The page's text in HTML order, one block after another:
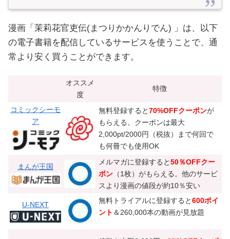
漫画「茉莉花官吏伝(まつりかかんりでん) 」は、以下
の電子書籍を配信しているサービスを使うことで、通
常より安く買うことができます。
オススメ
度
特徴
コミックシーモ
ア
無料登録すると 70%OFFクーポンが
もらえる。クーポンは最大
2,000pt/2000円（税抜）まで何回で
も何冊でも使用OK
まんが王国
メルマガに登録すると 50％OFFクー
ポン （1枚）がもらえる。他のサービ
スより漫画の値段が約10％安い
U-NEXT
無料トライアルに登録すると 600ポイ
ント ＆260,000本の動画が見放題